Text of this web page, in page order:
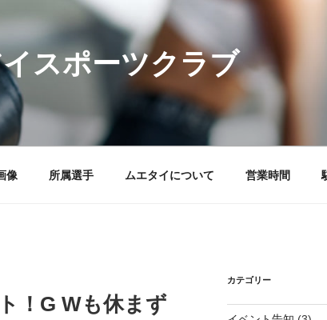
スポーツクラブ
像 所属選手 ムエタイについて 営業時間
！G Wも休まず
カテゴリー